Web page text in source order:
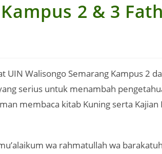
2 & 3
UIN Walisongo Semarang Kampus 2
serius untuk menambah
membaca kitab Kuning serta Kajian
wa rahmatullah wa